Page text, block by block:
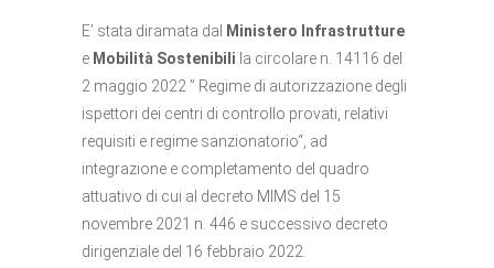
E’ stata diramata dal
Ministero Infrastrutture
e Mobilità Sostenibili la circolare n. 14116 del
2 maggio 2022 ” Regime di autorizzazione degli
ispettori dei centri di controllo provati, relativi
requisiti e regime sanzionatorio“, ad
integrazione e completamento del quadro
attuativo di cui al decreto MIMS del 15
novembre 2021 n. 446 e successivo decreto
dirigenziale del 16 febbraio 2022.